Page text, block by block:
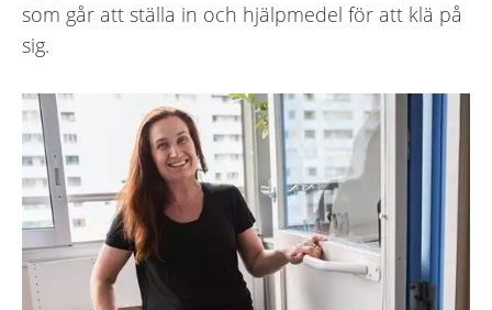
som går att ställa in och hjälpmedel för att klä på
sig.